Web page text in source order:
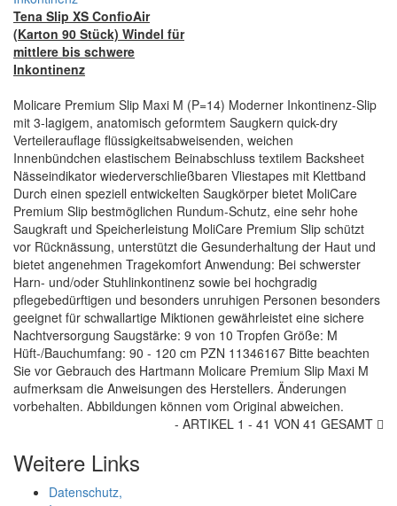
Tena Slip XS ConfioAir
(Karton 90 Stück) Windel für
mittlere bis schwere
Inkontinenz
Molicare Premium Slip Maxi M (P=14) Moderner Inkontinenz-Slip
mit 3-lagigem, anatomisch geformtem Saugkern quick-dry
Verteilerauflage flüssigkeitsabweisenden, weichen
Innenbündchen elastischem Beinabschluss textilem Backsheet
Nässeindikator wiederverschließbaren Vliestapes mit Klettband
Durch einen speziell entwickelten Saugkörper bietet MoliCare
Premium Slip bestmöglichen Rundum-Schutz, eine sehr hohe
Saugkraft und Speicherleistung MoliCare Premium Slip schützt
vor Rücknässung, unterstützt die Gesunderhaltung der Haut und
bietet angenehmen Tragekomfort Anwendung: Bei schwerster
Harn- und/oder Stuhlinkontinenz sowie bei hochgradig
pflegebedürftigen und besonders unruhigen Personen besonders
geeignet für schwallartige Miktionen gewährleistet eine sichere
Nachtversorgung Saugstärke: 9 von 10 Tropfen Größe: M
Hüft-/Bauchumfang: 90 - 120 cm PZN 11346167 Bitte beachten
Sie vor Gebrauch des Hartmann Molicare Premium Slip Maxi M
aufmerksam die Anweisungen des Herstellers. Änderungen
vorbehalten. Abbildungen können vom Original abweichen.
- ARTIKEL 1 - 41 VON 41 GESAMT
Weitere Links
Datenschutz,